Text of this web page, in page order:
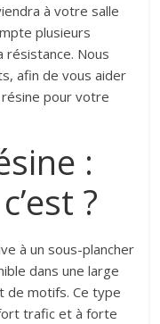
à votre salle
plusieurs
résistance. Nous
afin de vous aider
pour votre
:
?
à un sous-plancher
dans une large
de motifs. Ce type
trafic et à forte